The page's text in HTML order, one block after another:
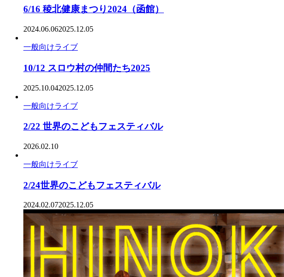
6/16 稜北健康まつり2024（函館）
2024.06.062025.12.05
一般向けライブ
10/12 スロウ村の仲間たち2025
2025.10.042025.12.05
一般向けライブ
2/22 世界のこどもフェスティバル
2026.02.10
一般向けライブ
2/24世界のこどもフェスティバル
2024.02.072025.12.05